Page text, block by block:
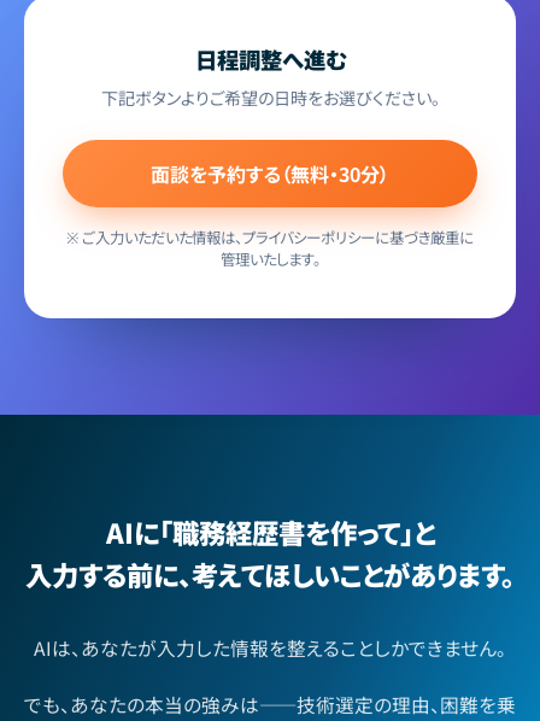
日程調整へ進む
下記ボタンよりご希望の日時をお選びください。
面談を予約する（無料・30分）
※ ご入力いただいた情報は、プライバシーポリシーに基づき厳重に
管理いたします。
AIに「職務経歴書を作って」と
入力する前に、考えてほしいことがあります。
AIは、あなたが入力した情報を整えることしかできません。
でも、あなたの本当の強みは——技術選定の理由、困難を乗